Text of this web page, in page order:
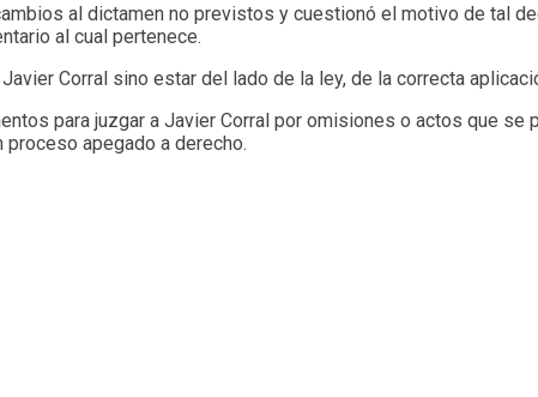
al dictamen no previstos y cuestionó el motivo de tal
al cual pertenece.
Corral sino estar del lado de la ley, de la correcta
para juzgar a Javier Corral por omisiones o actos que
proceso apegado a derecho.